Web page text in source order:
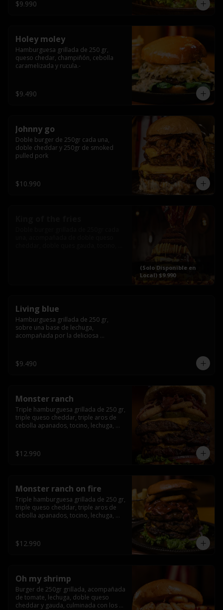
$9.990
Holey moley
Hamburguesa grillada de 250 gr,
queso chedar, champiñón, cebolla
caramelizada y rucula.-
$9.490
Johnny go
Doble burger de 250gr cada una,
doble cheddar y 250gr de smoked
pulled pork
$10.990
(Solo Disponible en
Local) $9.990
Living blue
Hamburguesa grillada de 250 gr,
sobre una base de lechuga,
acompañada por la deliciosa
wisky jack daniels y salsa de miel.-
$9.490
Monster ranch
Triple hamburguesa grillada de 250 gr,
triple queso cheddar, triple aros de
cebolla apanados, tocino, lechuga,
$12.990
Monster ranch on fire
Triple hamburguesa grillada de 250 gr,
triple queso cheddar, triple aros de
cebolla apanados, tocino, lechuga,
jalapeños de texas.
$12.990
Oh my shrimp
Burger de 250gr grillada, acompañada
de tomate, lechuga, doble queso
cheddar y gauda, culminada con los